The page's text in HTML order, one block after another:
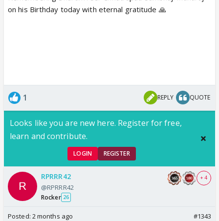
on his Birthday today with eternal gratitude 🙏
1 REPLY QUOTE
Looks like you are new here. Register for free,
learn and contribute.
LOGIN REGISTER
RPRRR42
@RPRRR42
Rocker 26
+ 4
Posted: 2 months ago #1343